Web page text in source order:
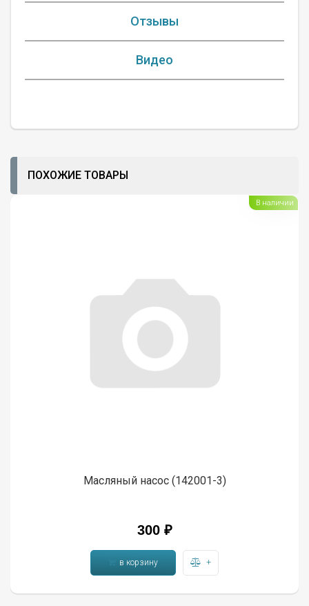
Отзывы
Видео
ПОХОЖИЕ ТОВАРЫ
Масляный насос (142001-3)
300 ₽
в корзину +
В наличии